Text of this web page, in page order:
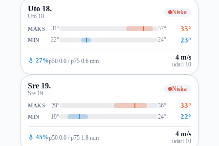
Uto 18.
Uto 18.
Niska
MAKS 31° 37° 35°
MIN 22° 24° 23°
💧 27%p50 0.0 / p75 0.6 mm 4 m/s
udari 10
Sre 19.
Sre 19.
Niska
MAKS 29° 36° 33°
MIN 19° 24° 22°
💧 45%p50 0.0 / p75 1.8 mm 4 m/s
udari 10